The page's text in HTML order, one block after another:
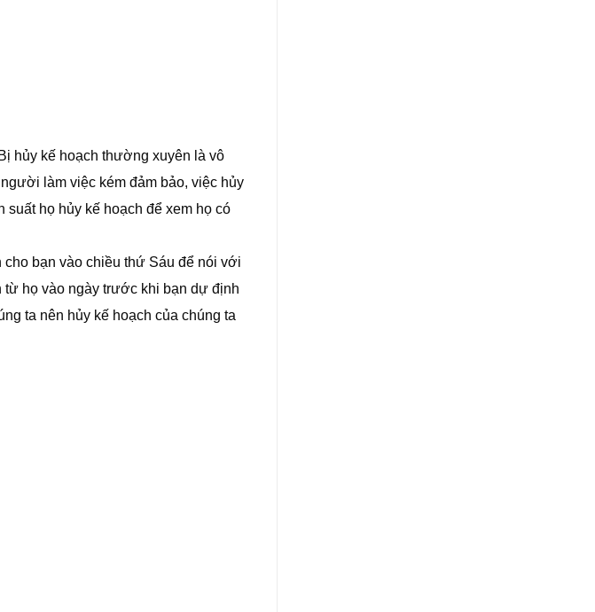
Bị hủy kế hoạch thường xuyên là vô
làm việc kém đảm bảo, việc hủy
họ hủy kế hoạch để xem họ có
bạn vào chiều thứ Sáu để nói với
từ họ vào ngày trước khi bạn dự định
ta nên hủy kế hoạch của chúng ta